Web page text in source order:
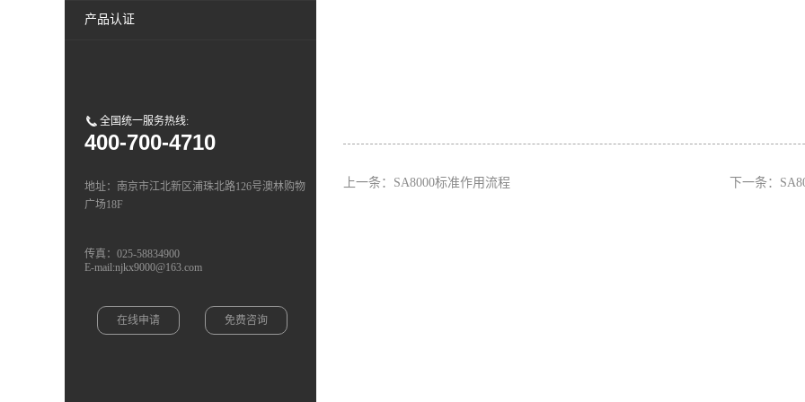
产品认证
全国统一服务热线:
400-700-4710
地址：南京市江北新区浦珠北路126号澳林购物
广场18F
传真：025-58834900
E-mail:njkx9000@163.com
在线申请 免费咨询
上一条： SA8000标准作用流程 下一条：